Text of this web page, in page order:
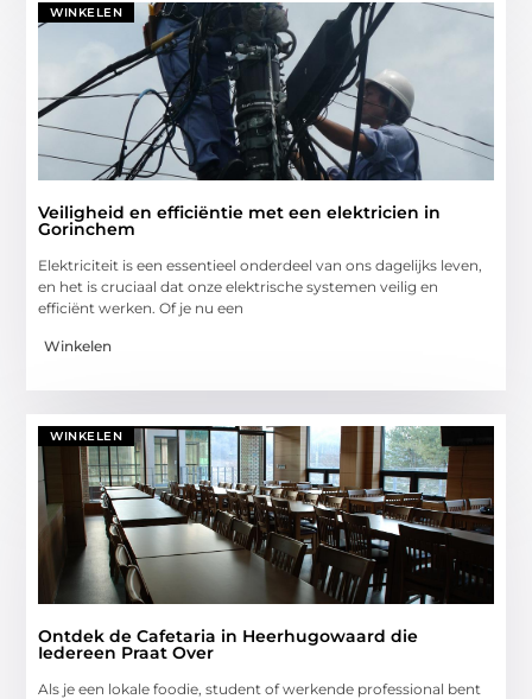
WINKELEN
Veiligheid en efficiëntie met een elektricien in
Gorinchem
Elektriciteit is een essentieel onderdeel van ons dagelijks leven,
en het is cruciaal dat onze elektrische systemen veilig en
efficiënt werken. Of je nu een
Winkelen
WINKELEN
Ontdek de Cafetaria in Heerhugowaard die
Iedereen Praat Over
Als je een lokale foodie, student of werkende professional bent